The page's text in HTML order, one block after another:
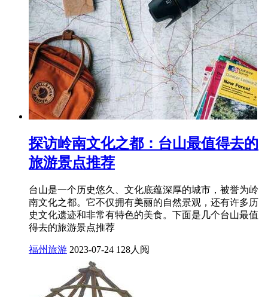
探访岭南文化之都：台山最值得去的
旅游景点推荐
台山是一个历史悠久、文化底蕴深厚的城市，被誉为岭
南文化之都。它不仅拥有美丽的自然景观，还有许多历
史文化遗迹和非常有特色的美食。下面是几个台山最值
得去的旅游景点推荐
福州旅游 2023-07-24 128人阅